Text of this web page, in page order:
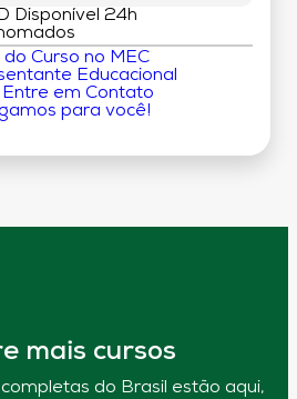
Disponível 24h
Curso no MEC
Educacional
em Contato
para você!
mais cursos
do Brasil estão aqui,